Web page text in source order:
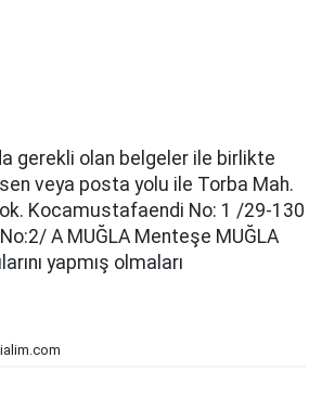
gerekli olan belgeler ile birlikte
veya posta yolu ile Torba Mah.
Kocamustafaendi No: 1 /29-130
A MUĞLA Menteşe MUĞLA
yapmış olmaları